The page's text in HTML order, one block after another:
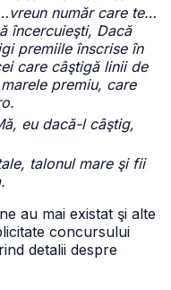
număr care te…
încercuieşti, Dacă
premiile înscrise în
care câştigă linii de
premiu, care
eu dacă-l câştig,
talonul mare şi fii
au mai existat şi alte
concursului
detalii despre